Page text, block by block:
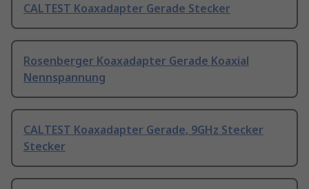
CALTEST Koaxadapter Gerade Stecker
Rosenberger Koaxadapter Gerade Koaxial
Nennspannung
CALTEST Koaxadapter Gerade, 9GHz Stecker
Stecker